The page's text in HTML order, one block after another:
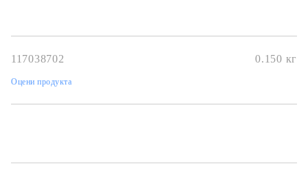
117038702 0.150 кг
Оцени продукта